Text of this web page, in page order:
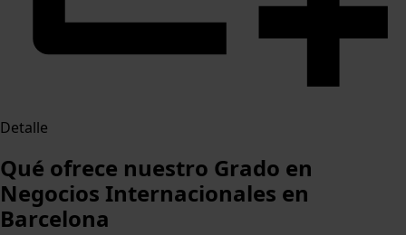
Detalle
Qué ofrece nuestro Grado en
Negocios Internacionales en
Barcelona